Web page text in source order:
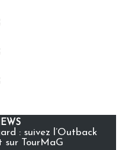
: suivez l’Outback
sur TourMaG